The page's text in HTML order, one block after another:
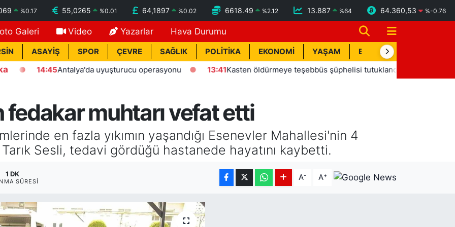
%0.17 55,0265 %0.01 64,1897 %0.02 6618.49 %2.12 13.887 %64 64.360,53 %-0.76
Galeri Video Yazarlar Hava Durumu
ASAYİŞ SPOR ÇEVRE SAĞLIK POLİTİKA EKONOMİ YAŞAM BİK İLAN
14:45 Antalya'da uyuşturucu operasyonu 13:41 Kasten öldürmeye teşebbüs şüphelisi tutuklandı
muhtarı vefat etti
en fazla yıkımın yaşandığı Esenevler Mahallesi'nin 4
Tarık Sesli, tedavi gördüğü hastanede hayatını kaybetti.
1 DK
SÜRESI A- A+